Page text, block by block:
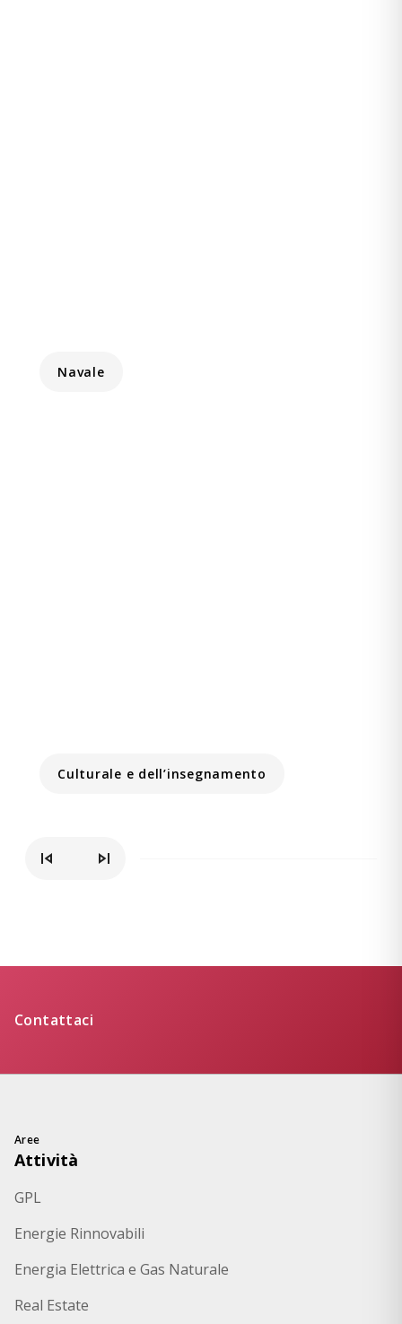
Navale
Culturale e dell’insegnamento
Contattaci
Aree
Attività
GPL
Energie Rinnovabili
Energia Elettrica e Gas Naturale
Real Estate